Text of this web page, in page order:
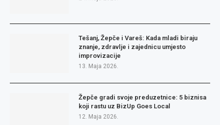
Tešanj, Žepče i Vareš: Kada mladi biraju
znanje, zdravlje i zajednicu umjesto
improvizacije
13. Maja 2026.
Žepče gradi svoje preduzetnice: 5 biznisa
koji rastu uz BizUp Goes Local
12. Maja 2026.